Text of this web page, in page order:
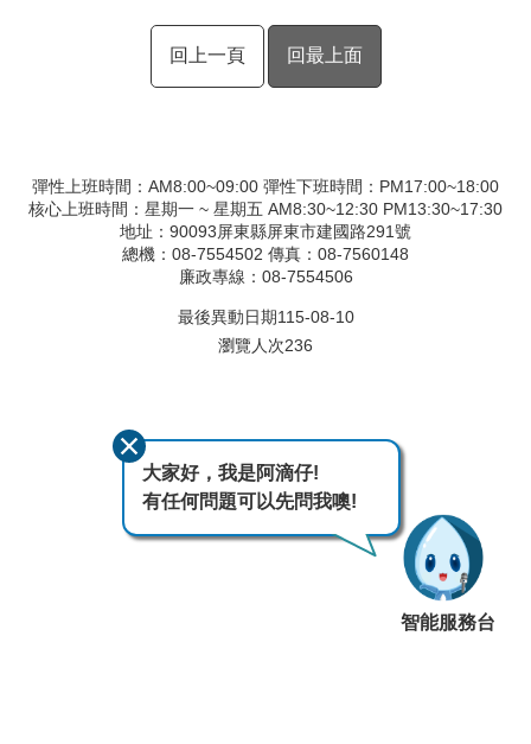
回上一頁 回最上面
彈性上班時間：AM8:00~09:00 彈性下班時間：PM17:00~18:00
核心上班時間：星期一 ~ 星期五 AM8:30~12:30 PM13:30~17:30
地址：90093屏東縣屏東市建國路291號
總機：08-7554502 傳真：08-7560148
廉政專線：08-7554506
最後異動日期115-08-10
瀏覽人次236
大家好，我是阿滴仔!
有任何問題可以先問我噢!
智能服務台